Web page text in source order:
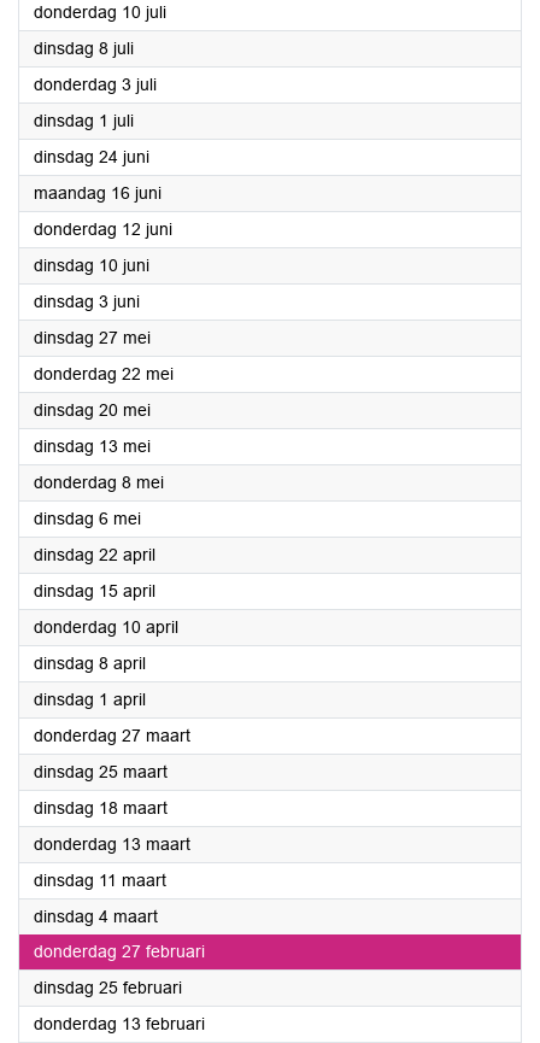
donderdag 10 juli2025
dinsdag 8 juli2025
donderdag 3 juli2025
dinsdag 1 juli2025
dinsdag 24 juni2025
maandag 16 juni2025
donderdag 12 juni2025
dinsdag 10 juni2025
dinsdag 3 juni2025
dinsdag 27 mei2025
donderdag 22 mei2025
dinsdag 20 mei2025
dinsdag 13 mei2025
donderdag 8 mei2025
dinsdag 6 mei2025
dinsdag 22 april2025
dinsdag 15 april2025
donderdag 10 april2025
dinsdag 8 april2025
dinsdag 1 april2025
donderdag 27 maart2025
dinsdag 25 maart2025
dinsdag 18 maart2025
donderdag 13 maart2025
dinsdag 11 maart2025
dinsdag 4 maart2025
donderdag 27 februari2025
dinsdag 25 februari2025
donderdag 13 februari2025